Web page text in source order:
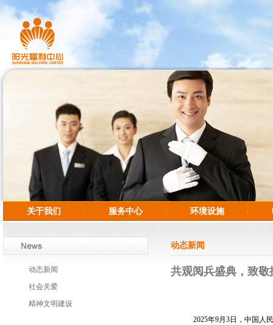
关于我们 服务中心 环境设施
动态新闻
社会关爱
精神文明建设
动态新闻
共观阅兵盛典，致敬
2025年9月3日，中国人